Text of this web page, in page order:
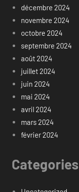
décembre 2024
novembre 2024
octobre 2024
septembre 2024
août 2024
juillet 2024
juin 2024
mai 2024
avril 2024
mars 2024
février 2024
Categories